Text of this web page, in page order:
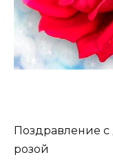
Поздравление
розой